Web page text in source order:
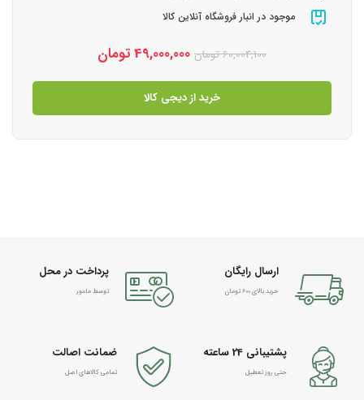
موجود در انبار فروشگاه آنلاین کالا
60,004,100تومان 49,000,000تومان
خرید از دیجی کالا
ارسال رایگان
خرید بالای 600 تومان
پرداخت در محل
توسط مامور
پشتیبانی 24 ساعته
حتی روز تعطیل
ضمانت اصالت
تمامی کالاهای اصل